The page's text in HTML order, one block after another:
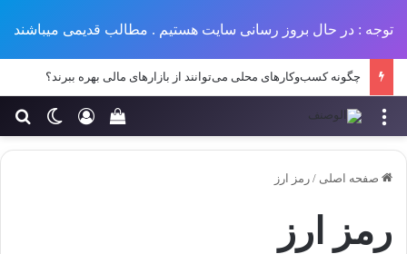
توجه : در حال بروز رسانی سایت هستیم . مطالب قدیمی میباشند
چگونه کسب‌وکارهای محلی می‌توانند از بازارهای مالی بهره ببرند؟
تغییر ورود
سبد خرید خود را منو
صفحه اصلی / رمز ارز
رمز ارز